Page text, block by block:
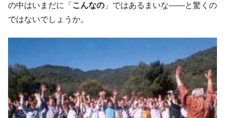
の中はいまだに「 こんなの 」ではあるまいな――と驚くの
ではないでしょうか。